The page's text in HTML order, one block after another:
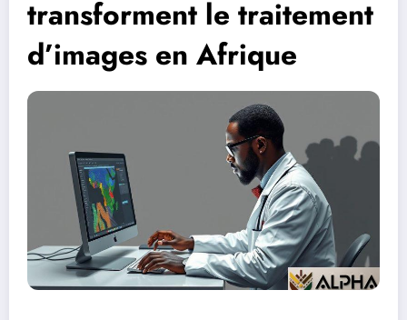
transforment le traitement
d’images en Afrique